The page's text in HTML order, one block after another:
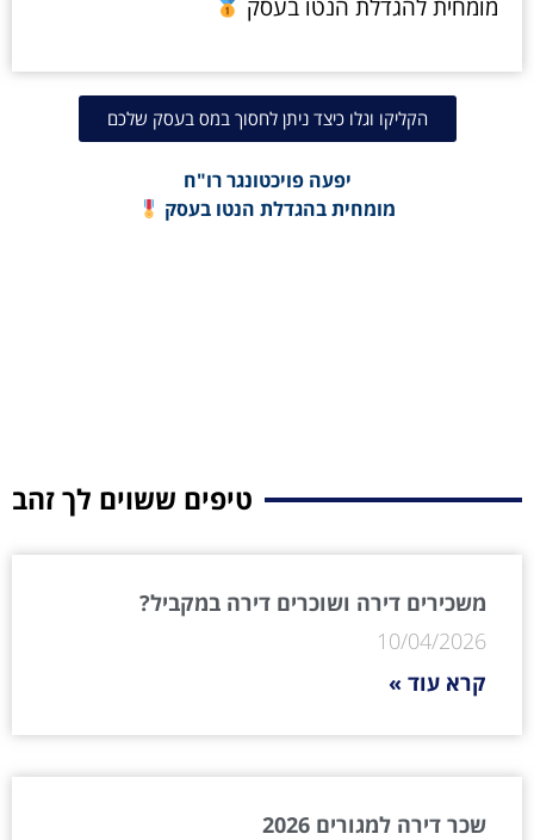
מומחית להגדלת הנטו בעסק
הקליקו וגלו כיצד ניתן לחסוך במס בעסק שלכם
יפעה פויכטונגר רו"ח
מומחית בהגדלת הנטו בעסק
טיפים ששוים לך זהב
משכירים דירה ושוכרים דירה במקביל?
10/04/2026
קרא עוד »
שכר דירה למגורים 2026